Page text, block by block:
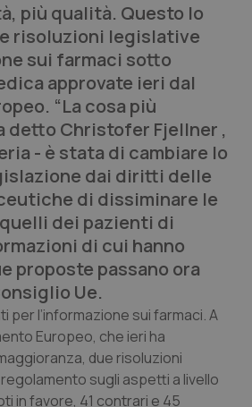
più qualità. Questo lo
risoluzioni legislative
sui farmaci sotto
approvate ieri dal
“La cosa più
detto Christofer Fjellner ,
- è stata di cambiare lo
dai diritti delle
di dissiminare le
dei pazienti di
di cui hanno
proposte passano ora
Ue.
per l’informazione sui farmaci. A
Europeo, che ieri ha
due risoluzioni
sugli aspetti a livello
in favore, 41 contrari e 45